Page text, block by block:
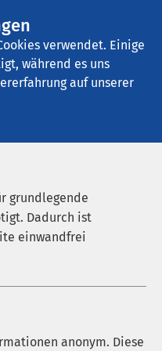
verwendet. Einige
während es uns
auf unserer
grundlegende
Dadurch ist
einwandfrei
anonym. Diese
-
Beispiel einer